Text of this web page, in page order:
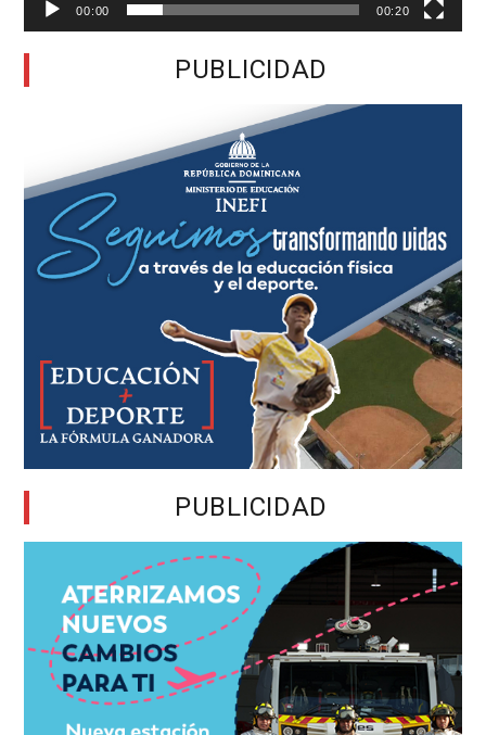
00:00 00:20
PUBLICIDAD
PUBLICIDAD